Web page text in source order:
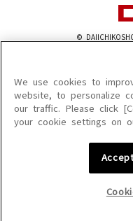
©
このサイトに掲載されている一切
を問わず、著作権法の定める範囲
を禁じます。
楽曲及びコンテンツは、機種によ
楽曲及びコンテンツの配信日、配
We use cookies to
website, to personalize
our traffic. Please click
your cookie settings on